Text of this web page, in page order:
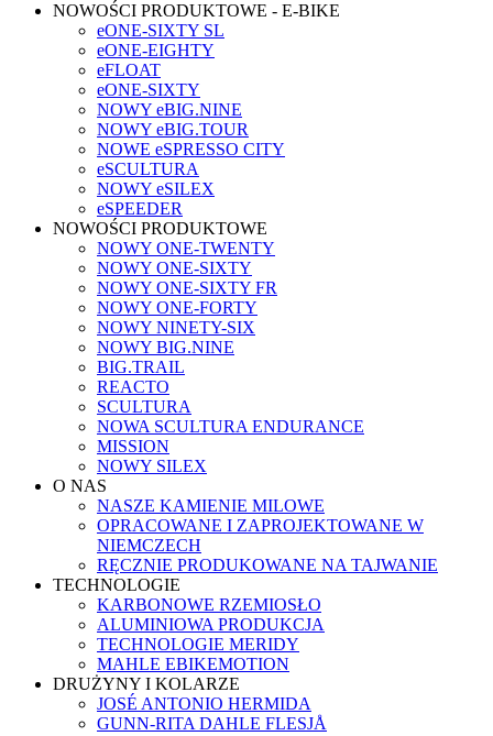
NOWOŚCI PRODUKTOWE - E-BIKE
eONE-SIXTY SL
eONE-EIGHTY
eFLOAT
eONE-SIXTY
NOWY eBIG.NINE
NOWY eBIG.TOUR
NOWE eSPRESSO CITY
eSCULTURA
NOWY eSILEX
eSPEEDER
NOWOŚCI PRODUKTOWE
NOWY ONE-TWENTY
NOWY ONE-SIXTY
NOWY ONE-SIXTY FR
NOWY ONE-FORTY
NOWY NINETY-SIX
NOWY BIG.NINE
BIG.TRAIL
REACTO
SCULTURA
NOWA SCULTURA ENDURANCE
MISSION
NOWY SILEX
O NAS
NASZE KAMIENIE MILOWE
OPRACOWANE I ZAPROJEKTOWANE W
NIEMCZECH
RĘCZNIE PRODUKOWANE NA TAJWANIE
TECHNOLOGIE
KARBONOWE RZEMIOSŁO
ALUMINIOWA PRODUKCJA
TECHNOLOGIE MERIDY
MAHLE EBIKEMOTION
DRUŻYNY I KOLARZE
JOSÉ ANTONIO HERMIDA
GUNN-RITA DAHLE FLESJÅ